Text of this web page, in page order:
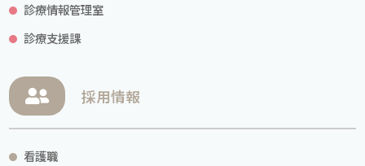
診療情報管理室
診療支援課
採用情報
看護職